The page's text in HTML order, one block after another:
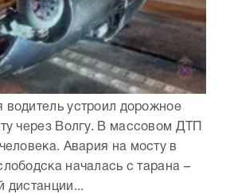
устроил дорожное
через Волгу. В массовом ДТП
Авария на мосту в
началась с тарана –
дистанции...